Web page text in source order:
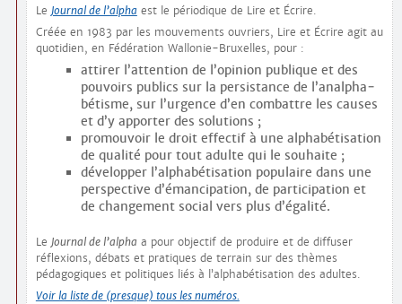
Le Journal de l’alphaest le périodique de Lire et Écrire.
Créée en 1983 par les mouvements ouvriers, Lire et Écrire agit au
quotidien, en Fédération Wallonie-Bruxelles, pour :
attirer l’attention de l’opinion publique et des
pouvoirs publics sur la persistance de l’analpha­
bétisme, sur l’urgence d’en combattre les causes
et d’y apporter des solutions ;
promouvoir le droit effectif à une alphabétisation
de qualité pour tout adulte qui le souhaite ;
développer l’alphabétisation populaire dans une
perspective d’émancipation, de participation et
de changement social vers plus d’égalité.
Le Journal de l’alpha a pour objectif de produire et de diffuser
réflexions, débats et pratiques de terrain sur des thèmes
pédagogiques et politiques liés à l’alphabétisation des adultes.
Voir la liste de (presque) tous les numéros.